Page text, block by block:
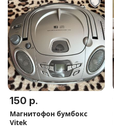
150 р.
Магнитофон бумбокс
Vitek